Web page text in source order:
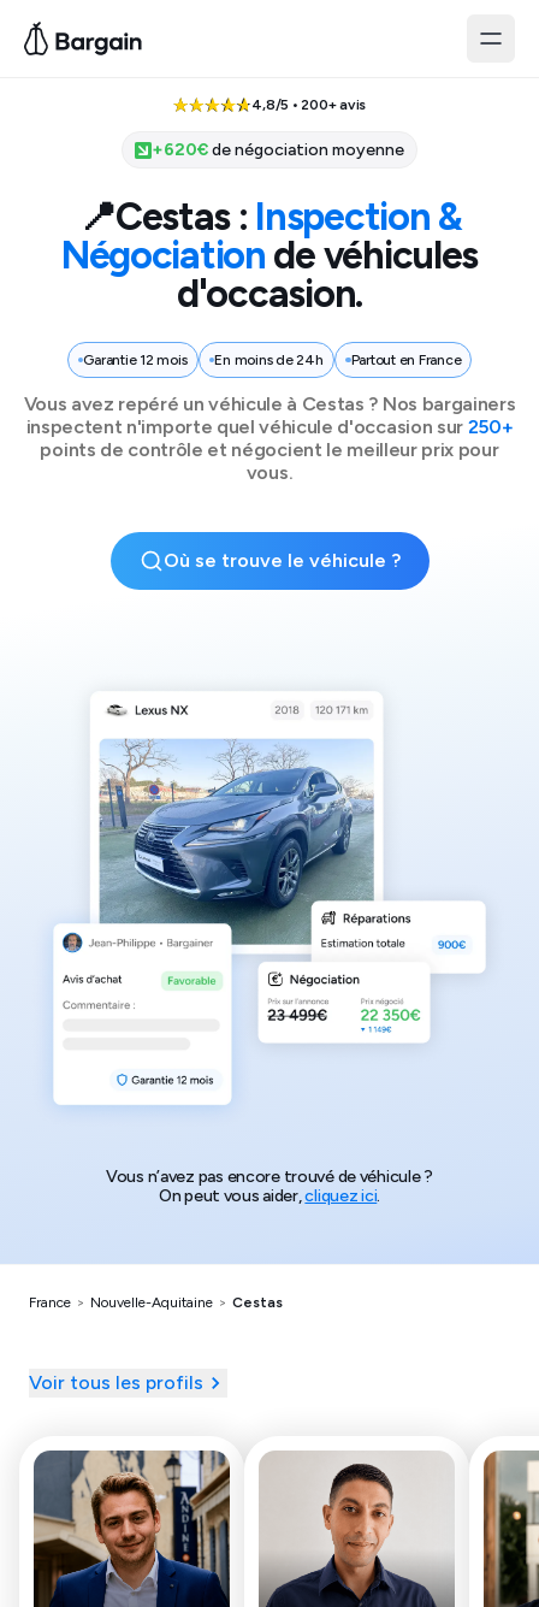
4,8/5 • 200+ avis
+620€de négociation moyenne
📍Cestas: Inspection &
Négociation de véhicules
d'occasion.
Garantie 12 mois En moins de 24h Partout en France
Vous avez repéré un véhicule à Cestas ? Nos bargainers
inspectent n'importe quel véhicule d'occasion sur 250+
points de contrôle et négocient le meilleur prix pour
vous.
Où se trouve le véhicule ?
Vous n’avez pas encore trouvé de véhicule ?
On peut vous aider,cliquez ici.
France > Nouvelle-Aquitaine > Cestas
Voir tous les profils